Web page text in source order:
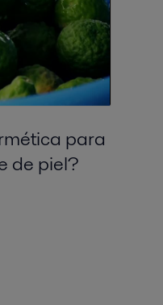
para
de piel?